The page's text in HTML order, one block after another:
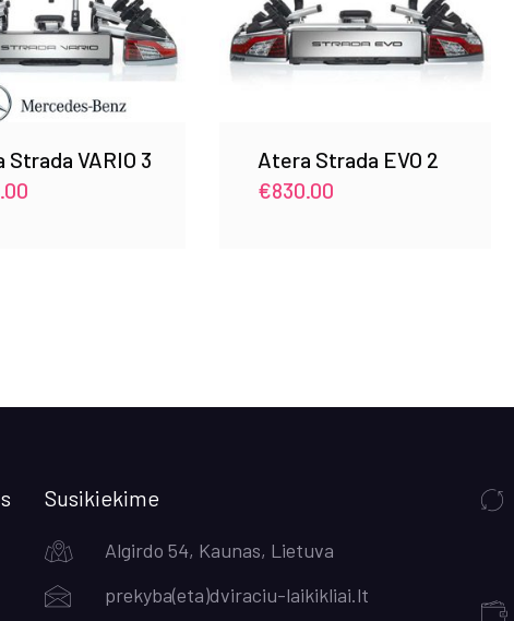
Strada VARIO 3
Atera Strada EVO 2
€830.00
Susikiekime
Algirdo 54, Kaunas, Lietuva
prekyba(eta)dviraciu-laikikliai.lt